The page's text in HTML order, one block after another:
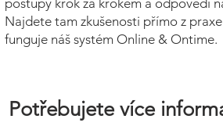
postupy krok za krokem a odpovědi
Najdete tam zkušenosti přímo z
funguje náš systém Online & Ontime.
Potřebujete více